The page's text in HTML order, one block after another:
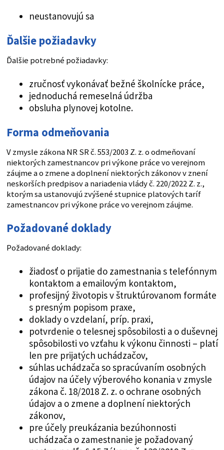
neustanovujú sa
Ďalšie požiadavky
Ďalšie potrebné požiadavky:
zručnosť vykonávať bežné školnícke práce,
jednoduchá remeselná údržba
obsluha plynovej kotolne.
Forma odmeňovania
V zmysle zákona NR SR č. 553/2003 Z. z. o odmeňovaní
niektorých zamestnancov pri výkone práce vo verejnom
záujme a o zmene a doplnení niektorých zákonov v znení
neskorších predpisov a nariadenia vlády č. 220/2022 Z. z.,
ktorým sa ustanovujú zvýšené stupnice platových taríf
zamestnancov pri výkone práce vo verejnom záujme.
Požadované doklady
Požadované doklady:
žiadosť o prijatie do zamestnania s telefónnym
kontaktom a emailovým kontaktom,
profesijný životopis v štruktúrovanom formáte
s presným popisom praxe,
doklady o vzdelaní, príp. praxi,
potvrdenie o telesnej spôsobilosti a o duševnej
spôsobilosti vo vzťahu k výkonu činnosti – platí
len pre prijatých uchádzačov,
súhlas uchádzača so spracúvaním osobných
údajov na účely výberového konania v zmysle
zákona č. 18/2018 Z. z. o ochrane osobných
údajov a o zmene a doplnení niektorých
zákonov,
pre účely preukázania bezúhonnosti
uchádzača o zamestnanie je požadovaný